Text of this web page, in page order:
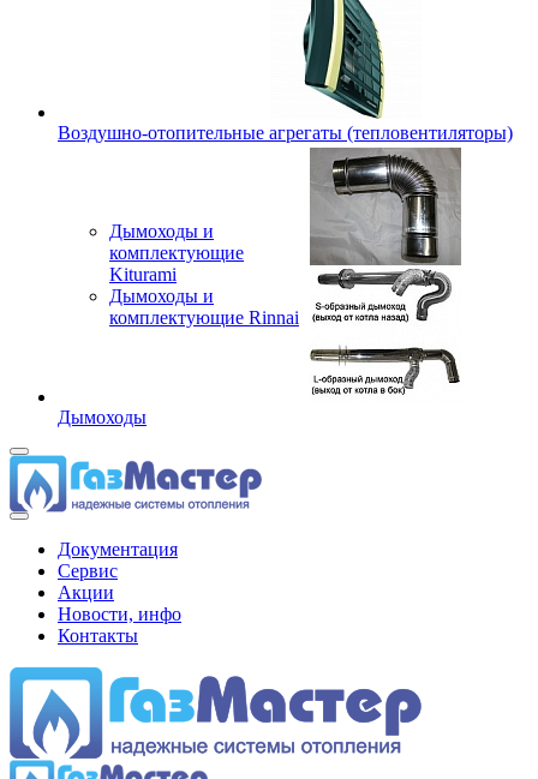
Воздушно-отопительные агрегаты (тепловентиляторы)
Дымоходы и
комплектующие
Kiturami
Дымоходы и
комплектующие Rinnai
Дымоходы
Документация
Сервис
Акции
Новости, инфо
Контакты